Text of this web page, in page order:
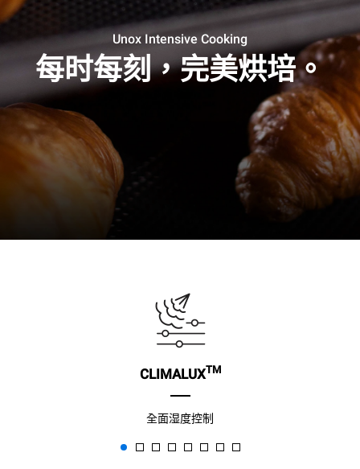
Unox Intensive Cooking
每时每刻，完美烘培。
CLIMALUXTM
全面湿度控制